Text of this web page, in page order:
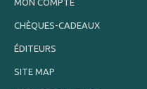
MON COMPTE
CHÈQUES-CADEAUX
ÉDITEURS
SITE MAP